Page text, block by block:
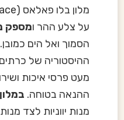
על צלע ההר ומספק
הסמוך ואל הים
ההיסטוריה של
מעט פרסי איכות
ההנאה בטוחה.
מנות יווניות לצד